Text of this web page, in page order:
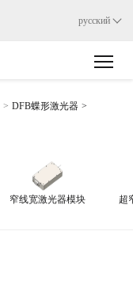
русский
> DFB蝶形激光器 >
窄线宽激光器模块 超